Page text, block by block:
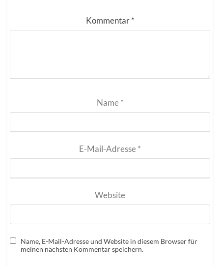
Kommentar*
Name*
E-Mail-Adresse*
Website
Name, E-Mail-Adresse und Website in diesem Browser für
meinen nächsten Kommentar speichern.